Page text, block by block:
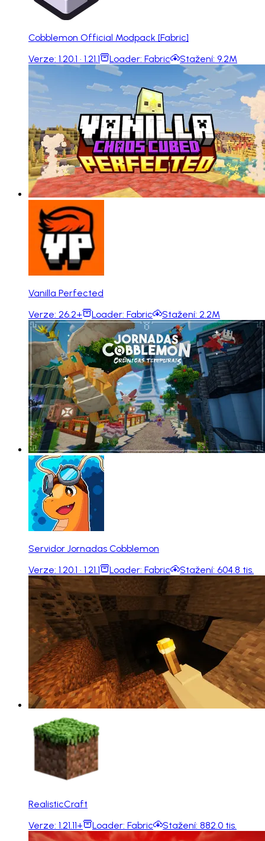
Cobblemon Official Modpack [Fabric]
Verze: 1.20.1 · 1.21.1 Loader: Fabric Stažení: 9.2M
Vanilla Perfected
Verze: 26.2+ Loader: Fabric Stažení: 2.2M
Servidor Jornadas Cobblemon
Verze: 1.20.1 · 1.21.1 Loader: Fabric Stažení: 604.8 tis.
RealisticCraft
Verze: 1.21.11+ Loader: Fabric Stažení: 882.0 tis.